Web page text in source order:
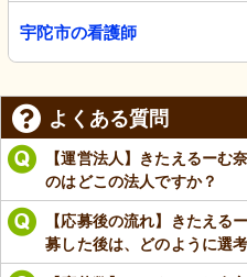
宇陀市の看護師
よくある質問
【運営法人】きたえるーむ
のはどこの法人ですか？
【応募後の流れ】きたえる
募した後は、どのように選